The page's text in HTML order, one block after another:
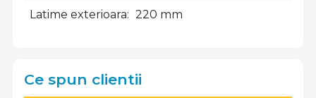
Latime exterioara 220 mm
Ce spun clientii